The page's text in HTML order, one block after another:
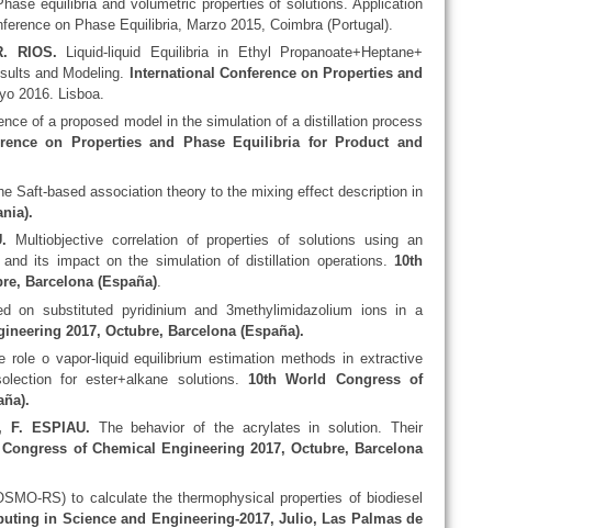
equilibria and volumetric properties of solutions. Application
on Phase Equilibria, Marzo 2015, Coimbra (Portugal).
RIOS. Liquid-liquid Equilibria in Ethyl Propanoate+Heptane+
and Modeling.
International Conference on Properties and
2016. Lisboa.
of a proposed model in the simulation of a distillation process
on Properties and Phase Equilibria for Product and
Saft-based association theory to the mixing effect description in
Multiobjective correlation of properties of solutions using an
its impact on the simulation of distillation operations. 10th
Barcelona (España).
on substituted pyridinium and 3methylimidazolium ions in a
2017, Octubre, Barcelona (España).
role o vapor-liquid equilibrium estimation methods in extractive
for ester+alkane solutions. 10th World Congress of
F. ESPIAU. The behavior of the acrylates in solution. Their
of Chemical Engineering 2017, Octubre, Barcelona
RS) to calculate the thermophysical properties of biodiesel
in Science and Engineering-2017, Julio, Las Palmas de